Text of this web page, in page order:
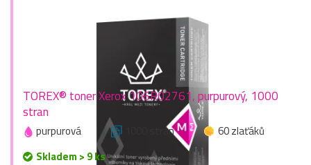
TOREX® toner Xerox 106R02761, purpurový, 1000
stran
purpurová 1000 stran
60 zlaťáků
Skladem > 9 ks